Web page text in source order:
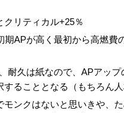
クリティカル+25％
APが高く最初から高燃費
耐久は紙なので、APアッ
ることとなる（もちろん人
ンクはないと思いきや、